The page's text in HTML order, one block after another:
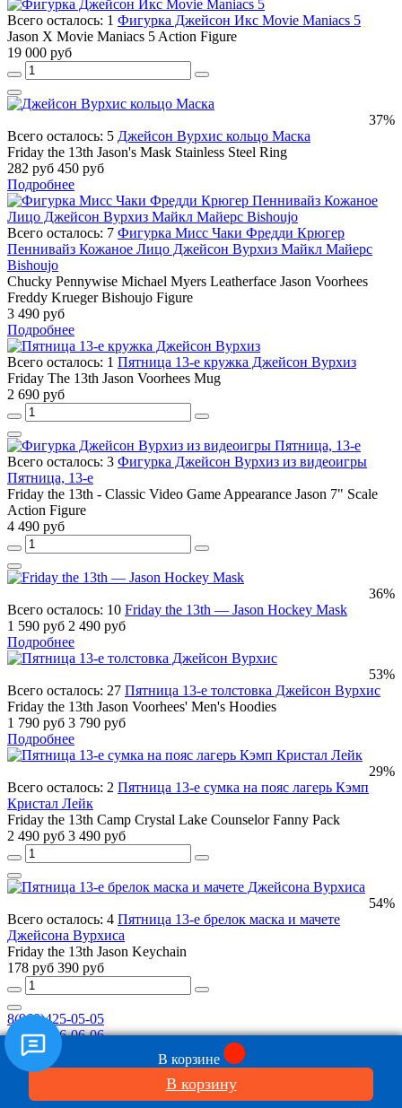
Всего осталось: 1 Фигурка Джейсон Икс Movie Maniacs 5
Jason X Movie Maniacs 5 Action Figure
19 000 руб
37%
Всего осталось: 5 Джейсон Вурхис кольцо Маска
Friday the 13th Jason's Mask Stainless Steel Ring
282 руб 450 руб
Подробнее
Всего осталось: 7 Фигурка Мисс Чаки Фредди Крюгер
Пеннивайз Кожаное Лицо Джейсон Вурхиз Майкл Майерс
Bishoujo
Chucky Pennywise Michael Myers Leatherface Jason Voorhees
Freddy Krueger Bishoujo Figure
3 490 руб
Подробнее
Всего осталось: 1 Пятница 13-е кружка Джейсон Вурхиз
Friday The 13th Jason Voorhees Mug
2 690 руб
Всего осталось: 3 Фигурка Джейсон Вурхиз из видеоигры
Пятница, 13-е
Friday the 13th - Classic Video Game Appearance Jason 7" Scale
Action Figure
4 490 руб
36%
Всего осталось: 10 Friday the 13th — Jason Hockey Mask
1 590 руб 2 490 руб
Подробнее
53%
Всего осталось: 27 Пятница 13-е толстовка Джейсон Вурхис
Friday the 13th Jason Voorhees' Men's Hoodies
1 790 руб 3 790 руб
Подробнее
29%
Всего осталось: 2 Пятница 13-е сумка на пояс лагерь Кэмп
Кристал Лейк
Friday the 13th Camp Crystal Lake Counselor Fanny Pack
2 490 руб 3 490 руб
54%
Всего осталось: 4 Пятница 13-е брелок маска и мачете
Джейсона Вурхиса
Friday the 13th Jason Keychain
178 руб 390 руб
8(968)425-05-05
8(968)426-06-06
toyszone@yandex.ru
Обратная связь
В корзине
В корзину